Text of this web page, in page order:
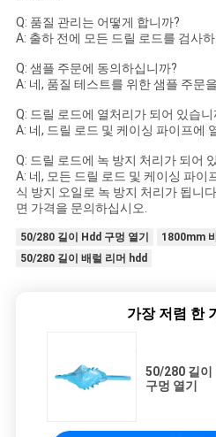
Q: 품질 관리는 어떻게 합니까?
A: 출하 전에 모든 드릴 로드를 검사
Q: 샘플 주문에 동의하십니까?
A: 네, 품질 테스트를 위한 샘플 주문
Q: 드릴 로드에 열처리가 되어 있습니
A: 네, 드릴 로드 및 케이싱 파이프에
Q: 드릴 로드에 녹 방지 처리가 되어
A: 네, 모든 드릴 로드 및 케이싱 파이
식 방지 오일로 녹 방지 처리가 됩니
면 가격을 문의하십시오.
50/280 길이 Hdd 구멍 열기
1800mm
50/280 길이 배럴 리머 hdd
가장 저렴 한
50/280 길이
구멍 열기